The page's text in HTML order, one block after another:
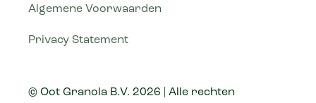
Algemene Voorwaarden
Privacy Statement
© Oot Granola B.V. 2026 | Alle rechten